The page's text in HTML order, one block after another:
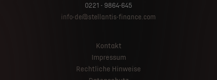
0221 - 9864-645
info-de@stellantis-finance.com
Kontakt
Impressum
Rechtliche Hinweise